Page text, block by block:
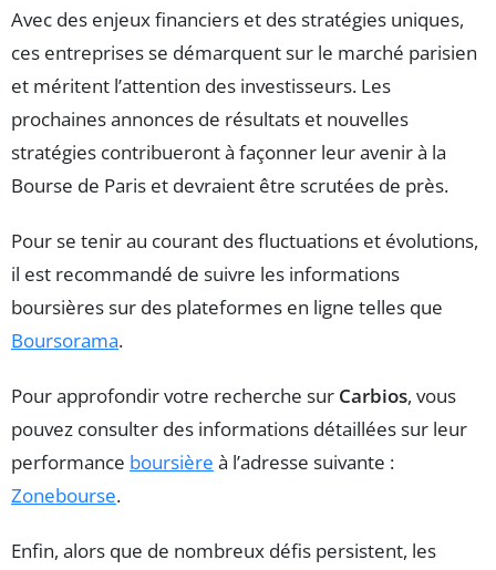
Avec des enjeux financiers et des stratégies uniques,
ces entreprises se démarquent sur le marché parisien
et méritent l’attention des investisseurs. Les
prochaines annonces de résultats et nouvelles
stratégies contribueront à façonner leur avenir à la
Bourse de Paris et devraient être scrutées de près.
Pour se tenir au courant des fluctuations et évolutions,
il est recommandé de suivre les informations
boursières sur des plateformes en ligne telles que
Boursorama.
Pour approfondir votre recherche sur Carbios, vous
pouvez consulter des informations détaillées sur leur
performance boursière à l’adresse suivante :
Zonebourse.
Enfin, alors que de nombreux défis persistent, les